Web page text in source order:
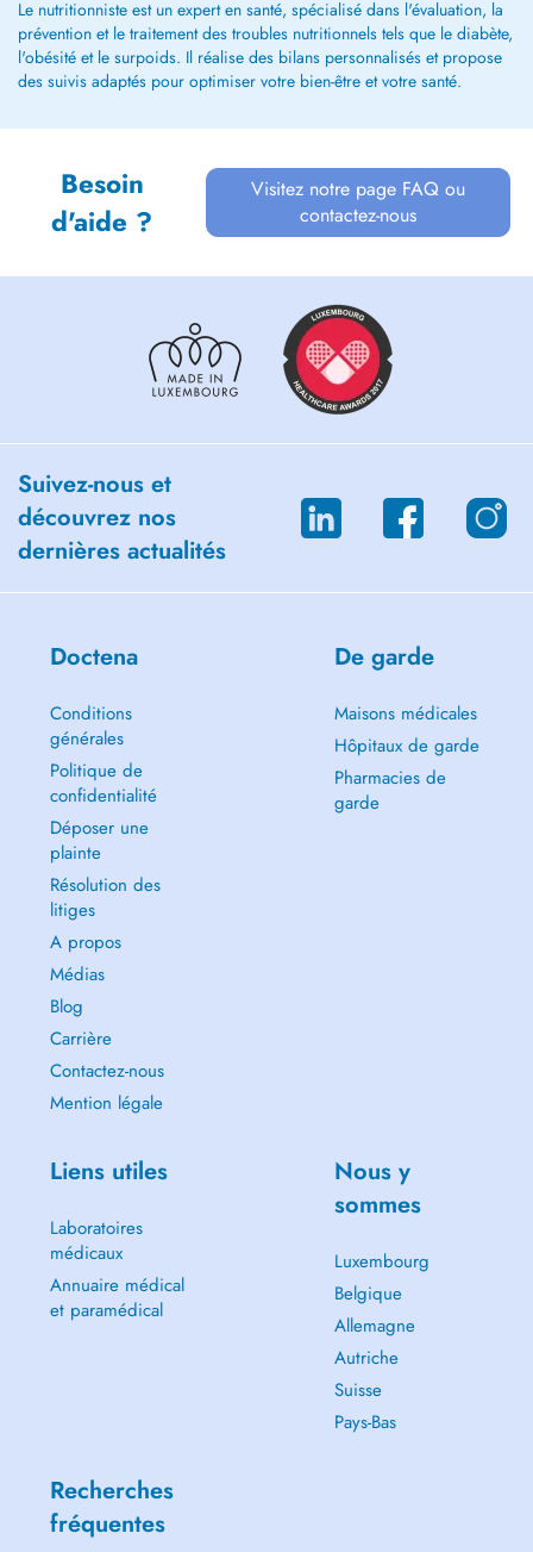
Le nutritionniste est un expert en santé, spécialisé dans l'évaluation, la
prévention et le traitement des troubles nutritionnels tels que le diabète,
l'obésité et le surpoids. Il réalise des bilans personnalisés et propose
des suivis adaptés pour optimiser votre bien-être et votre santé.
Besoin
d'aide ?
Visitez notre page FAQ ou
contactez-nous
Suivez-nous et
découvrez nos
dernières actualités
Doctena
Conditions
générales
Politique de
confidentialité
Déposer une
plainte
Résolution des
litiges
A propos
Médias
Blog
Carrière
Contactez-nous
Mention légale
De garde
Maisons médicales
Hôpitaux de garde
Pharmacies de
garde
Liens utiles
Laboratoires
médicaux
Annuaire médical
et paramédical
Nous y
sommes
Luxembourg
Belgique
Allemagne
Autriche
Suisse
Pays-Bas
Recherches
fréquentes